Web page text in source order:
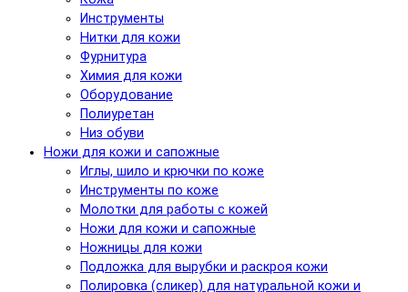
Инструменты
Нитки для кожи
Фурнитура
Химия для кожи
Оборудование
Полиуретан
Низ обуви
Ножи для кожи и сапожные
Иглы, шило и крючки по коже
Инструменты по коже
Молотки для работы с кожей
Ножи для кожи и сапожные
Ножницы для кожи
Подложка для вырубки и раскроя кожи
Полировка (сликер) для натуральной кожи и